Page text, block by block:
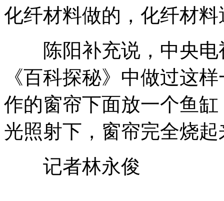
化纤材料做的，化纤材
陈阳补充说，中央电
《百科探秘》中做过这
作的窗帘下面放一个鱼
光照射下，窗帘完全烧起
记者林永俊